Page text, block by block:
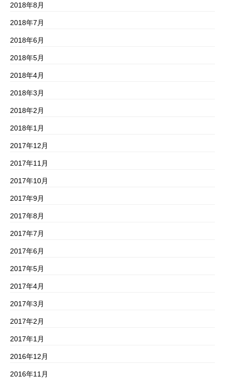
2018年8月
2018年7月
2018年6月
2018年5月
2018年4月
2018年3月
2018年2月
2018年1月
2017年12月
2017年11月
2017年10月
2017年9月
2017年8月
2017年7月
2017年6月
2017年5月
2017年4月
2017年3月
2017年2月
2017年1月
2016年12月
2016年11月